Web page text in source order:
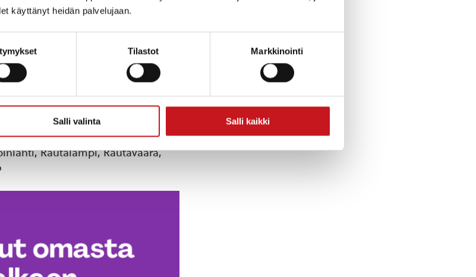
käyttänyt heidän palvelujaan.
Tilastot Markkinointi
Salli valinta Salli kaikki
ja muodostamme yhdessä
toteuttaa myös
Rautalampi, Rautavaara,